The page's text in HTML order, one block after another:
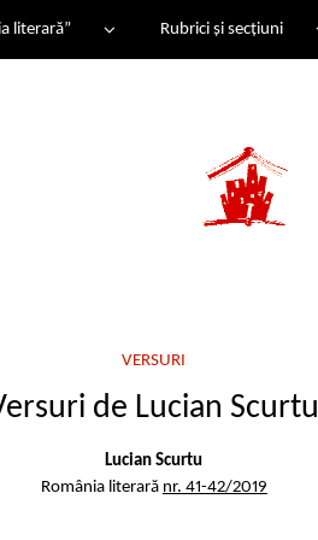
literară” Rubrici și secțiuni
VERSURI
de Lucian Scurtu
Lucian Scurtu
România literară nr. 41-42/2019